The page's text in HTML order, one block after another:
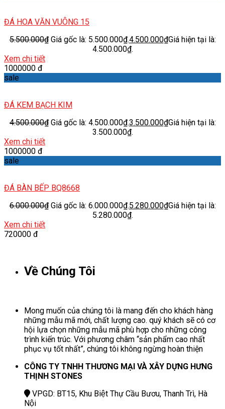
ĐÁ HOA VĂN VUÔNG 15
5.500.000₫ Giá gốc là: 5.500.000₫.4.500.000₫Giá hiện tại là:
4.500.000₫.
Xem chi tiết
1000000 đ
sale
ĐÁ KEM BẠCH KIM
4.500.000₫ Giá gốc là: 4.500.000₫.3.500.000₫Giá hiện tại là:
3.500.000₫.
Xem chi tiết
1000000 đ
sale
ĐÁ BÀN BẾP BQ8668
6.000.000₫ Giá gốc là: 6.000.000₫.5.280.000₫Giá hiện tại là:
5.280.000₫.
Xem chi tiết
720000 đ
Về Chúng Tôi
Mong muốn của chúng tôi là mang đến cho khách hàng
những mẫu mã mới, chất lượng cao. quý khách sẽ có cơ
hội lựa chọn những mẫu mã phù hợp cho những công
trình kiến trúc. Với phương châm “sản phẩm cao nhất
phục vụ tốt nhất”, chúng tôi không ngừng hoàn thiện
CÔNG TY TNHH THƯƠNG MẠI VÀ XÂY DỰNG HƯNG
THỊNH STONES
VPGD: BT15, Khu Biệt Thự Cầu Bươu, Thanh Trì, Hà
Nội